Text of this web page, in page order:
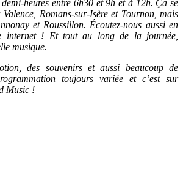
demi-heures entre 6h30 et 9h et à 12h. Ça se
Romans-sur-Isère et Tournon, mais
et Roussillon. Écoutez-nous aussi en
internet ! Et tout au long de la journée,
musique.
des souvenirs et aussi beaucoup de
toujours variée et c’est sur
Music !